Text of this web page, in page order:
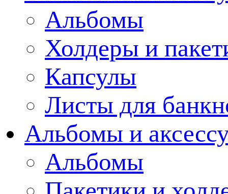
Альбомы
Холдеры и
Капсулы
Листы для
Альбомы и
Альбомы